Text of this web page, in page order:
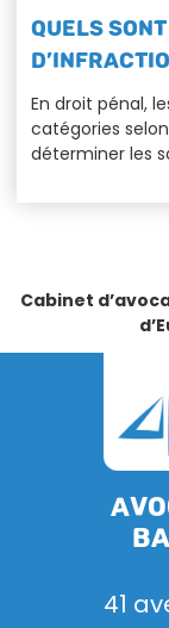
QUELS
En droit pénal,
catégories
déterminer les
Cabinet
41